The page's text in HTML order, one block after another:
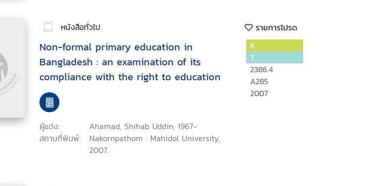
หนังสือทั่วไป รายการโปรด
Non-formal primary education in
Bangladesh : an examination of its
compliance with the right to education
ผู้แต่ง:
Ahamad, Shihab Uddin, 1967-
สถานที่พิมพ์:
Nakornpathom : Mahidol University,
2007.
K
T
2386.4
A285
2007